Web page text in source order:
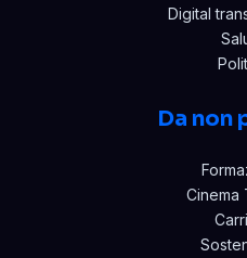
Digital
Da non
Cinema